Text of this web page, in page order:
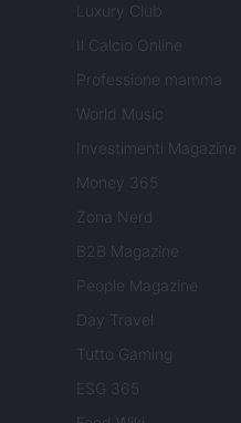
Luxury Club
Il Calcio Online
Professione mamma
World Music
Investimenti Magazine
Money 365
Zona Nerd
B2B Magazine
People Magazine
Day Travel
Tutto Gaming
ESG 365